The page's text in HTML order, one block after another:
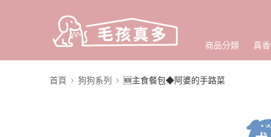
商品分類 真
首頁 狗狗系列 🆕主食餐包◆阿婆的手路菜